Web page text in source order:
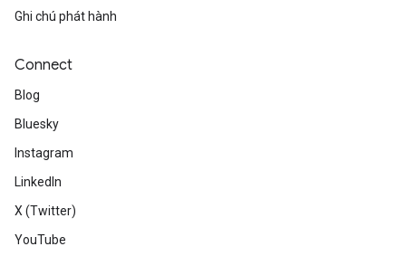
Ghi chú phát hành
Connect
Blog
Bluesky
Instagram
LinkedIn
X (Twitter)
YouTube